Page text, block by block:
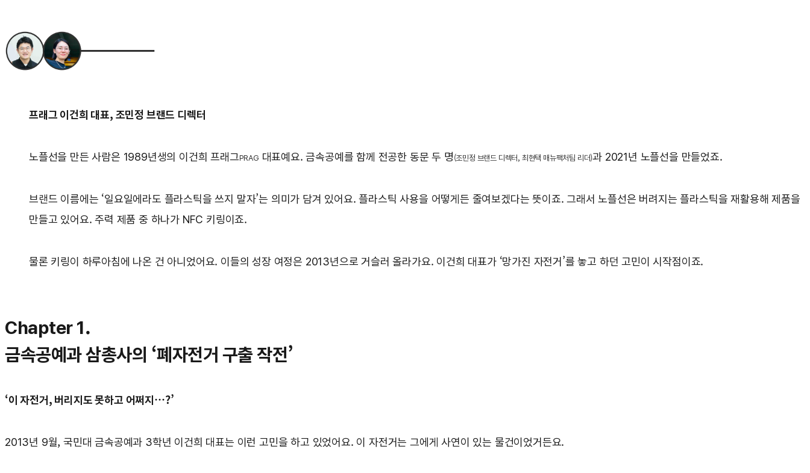
프래그 이건희 대표, 조민정 브랜드 디렉터
노플선을 만든 사람은 1989년생의 이건희 프래그PRAG 대표예요. 금속공예를 함께 전공한 동문 두 명 (조민정 브랜드 디렉터, 최현택 매뉴팩처팀 리더)과 2021년 노플선을 만들었죠.
브랜드 이름에는 ‘일요일에라도 플라스틱을 쓰지 말자’는 의미가 담겨 있어요. 플라스틱 사용을 어떻게든 줄여보겠다는 뜻이죠. 그래서 노플선은 버려지는 플라스틱을 재활용해 제품을
만들고 있어요. 주력 제품 중 하나가 NFC 키링이죠.
물론 키링이 하루아침에 나온 건 아니었어요. 이들의 성장 여정은 2013년으로 거슬러 올라가요. 이건희 대표가 ‘망가진 자전거’를 놓고 하던 고민이 시작점이죠.
Chapter 1.
금속공예과 삼총사의 ‘폐자전거 구출 작전’
‘이 자전거, 버리지도 못하고 어쩌지…?’
2013년 9월, 국민대 금속공예과 3학년 이건희 대표는 이런 고민을 하고 있었어요. 이 자전거는 그에게 사연이 있는 물건이었거든요.